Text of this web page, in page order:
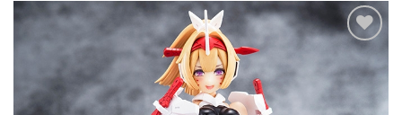
Add to
Wishlist